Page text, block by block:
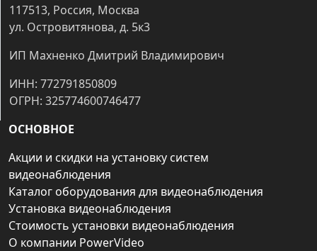
117513, Россия, Москва
ул. Островитянова, д. 5к3
ИП Махненко Дмитрий Владимирович
ИНН: 772791850809
ОГРН: 325774600746477
ОСНОВНОЕ
Акции и скидки на установку систем
видеонаблюдения
Каталог оборудования для видеонаблюдения
Установка видеонаблюдения
Стоимость установки видеонаблюдения
О компании PowerVideo